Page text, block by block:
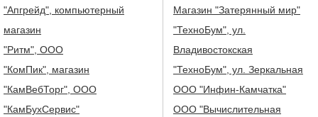
"Апгрейд", компьютерный
магазин
"Ритм", ООО
"КомПик", магазин
"КамВебТорг", ООО
"КамБухСервис"
Магазин "Затерянный мир"
"ТехноБум", ул.
Владивостокская
"ТехноБум", ул. Зеркальная
ООО "Инфин-Камчатка"
ООО "Вычислительная